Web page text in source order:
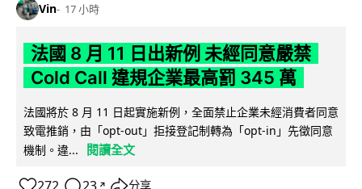
Vin 17 小時
法國 8 月 11 日出新例 未經同意嚴禁
Cold Call 違規企業最高罰 345 萬
法國將於 8 月 11 日起實施新例，全面禁止企業未經消費者同意
致電推銷，由「opt-out」拒接登記制轉為「opt-in」先徵同意
機制。違...
閱讀全文
↗ 分享